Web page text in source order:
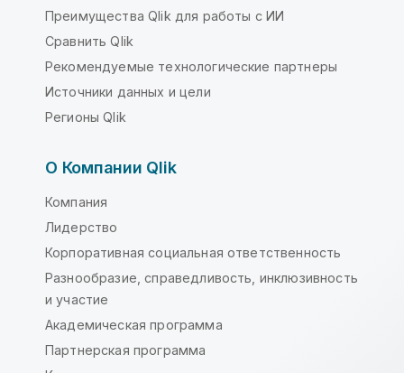
Преимущества Qlik для работы с ИИ
Сравнить Qlik
Рекомендуемые технологические партнеры
Источники данных и цели
Регионы Qlik
О Компании Qlik
Компания
Лидерство
Корпоративная социальная ответственность
Разнообразие, справедливость, инклюзивность
и участие
Академическая программа
Партнерская программа